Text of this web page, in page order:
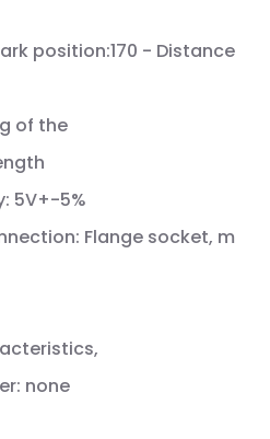
position:170 - Distance
of the
5V+-5%
Flange socket, m
none